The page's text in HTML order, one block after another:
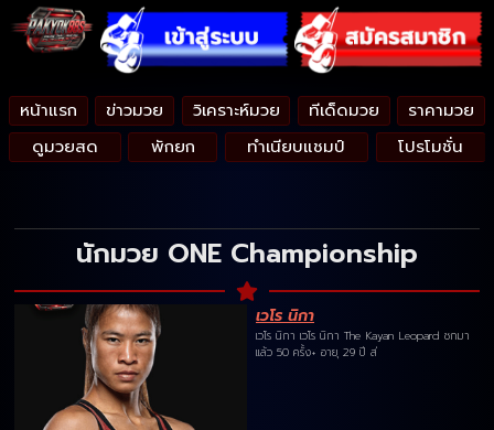
หน้าแรก ข่าวมวย วิเคราะห์มวย ทีเด็ดมวย
ราคามวย
ดูมวยสด
พักยก ทำเนียบแชมป์ โปรโมชั่น
นักมวย ONE Championship
เวโร นิกา
เวโร นิกา เวโร นิกา The Kayan Leopard ชกมา
แล้ว 50 ครั้ง+ อายุ 29 ปี ส่